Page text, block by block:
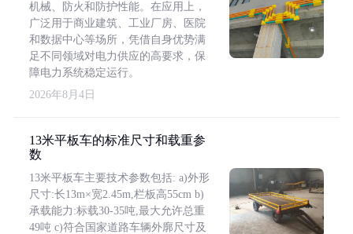
机械、防火和防护性能。在应用上，
广泛用于商业建筑、工业厂房、医院
和数据中心等场所，凭借自身优势满
足不同领域对电力供应的高要求，保
障电力系统稳定运行。
2026年8月4日
13米平板车的标准尺寸和载重参
数
13米平板车主要技术参数包括: a)外形
尺寸:长13m×宽2.45m,栏板高55cm b)
承载能力:标载30-35吨,最大允许总重
49吨 c)符合国家道路车辆外廓尺寸及